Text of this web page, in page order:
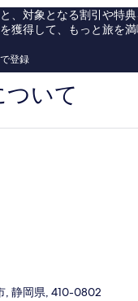
、対象となる割引や特
獲得して、もっと旅を満
登録
ついて
, 静岡県, 410-0802